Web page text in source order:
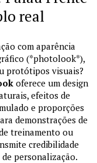
real
com aparência
(*photolook*),
protótipos visuais?
oferece um design
efeitos de
e proporções
demonstrações de
treinamento ou
credibilidade
personalização.